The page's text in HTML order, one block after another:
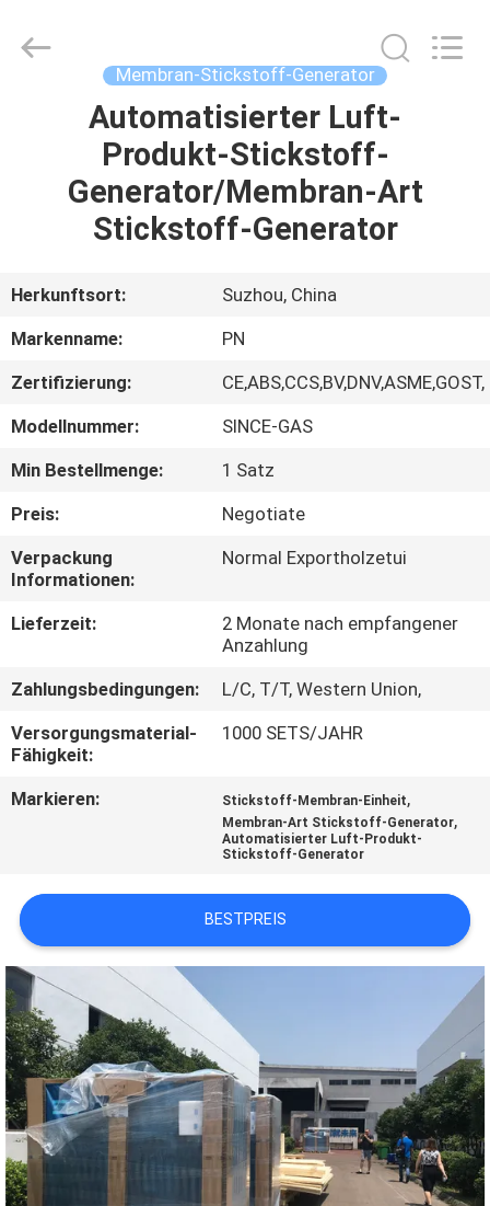
PRODUKTE
UNS
QUALITÄTSKONTROLLE
KONTAKT
MIT
UNS
RECHTSSACHEN
ANGEBOT
NEWS
SITEMAP
DATENSCHUTZRICHTLINIE
Technology
Co.,Ltd.
Membran-Stickstoff-Generator
Automatisierter Luft-
Produkt-Stickstoff-
Generator/Membran-Art
Stickstoff-Generator
Herkunftsort:
Suzhou, China
Markenname:
PN
Zertifizierung:
CE,ABS,CCS,BV,DNV,ASME,GOST,
Modellnummer:
SINCE-GAS
Min Bestellmenge:
1 Satz
Preis:
Negotiate
Verpackung
Informationen:
Normal Exportholzetui
Lieferzeit:
2 Monate nach empfangener
Anzahlung
Zahlungsbedingungen:
L/C, T/T, Western Union,
Versorgungsmaterial-
Fähigkeit:
1000 SETS/JAHR
Markieren: Stickstoff-Membran-Einheit,
Membran-Art Stickstoff-Generator,
Automatisierter Luft-Produkt-
Stickstoff-Generator
BESTPREIS